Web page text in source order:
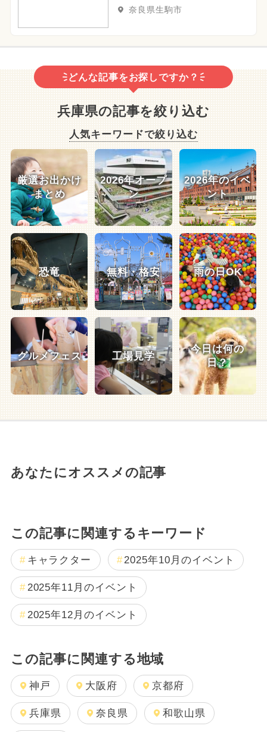
奈良県生駒市
どんな記事をお探しですか？
兵庫県の記事を絞り込む
人気キーワードで絞り込む
厳選お出かけ
まとめ
2026年オープ
ン
2026年のイベ
ント
恐竜 無料・格安 雨の日OK
グルメフェス 工場見学
今日は何の
日？
あなたにオススメの記事
この記事に関連するキーワード
キャラクター 2025年10月のイベント
2025年11月のイベント
2025年12月のイベント
この記事に関連する地域
神戸 大阪府 京都府
兵庫県 奈良県 和歌山県